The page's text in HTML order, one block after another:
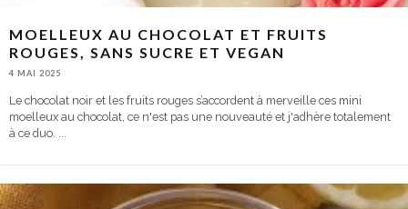
MOELLEUX AU CHOCOLAT ET FRUITS
ROUGES, SANS SUCRE ET VEGAN
4 MAI 2025
Le chocolat noir et les fruits rouges s’accordent à merveille ces mini
moelleux au chocolat, ce n'est pas une nouveauté et j'adhère totalement
à ce duo.